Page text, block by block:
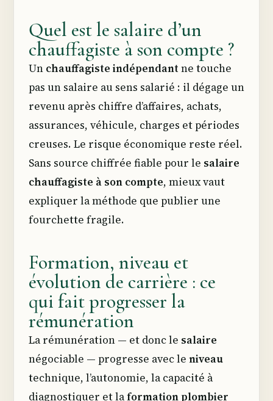
Quel est le salaire d’un
chauffagiste à son compte ?
Un chauffagiste indépendant ne touche
pas un salaire au sens salarié : il dégage un
revenu après chiffre d’affaires, achats,
assurances, véhicule, charges et périodes
creuses. Le risque économique reste réel.
Sans source chiffrée fiable pour le salaire
chauffagiste à son compte, mieux vaut
expliquer la méthode que publier une
fourchette fragile.
Formation, niveau et
évolution de carrière : ce
qui fait progresser la
rémunération
La rémunération — et donc le salaire
négociable — progresse avec le niveau
technique, l’autonomie, la capacité à
diagnostiquer et laformation plombier